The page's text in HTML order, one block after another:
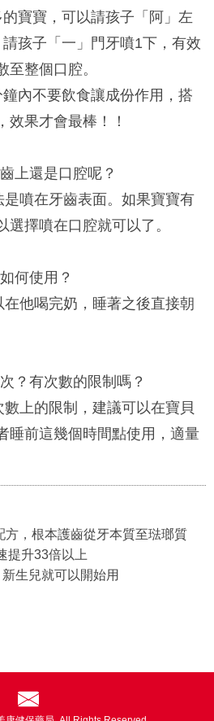
寶寶，可以請孩子「阿」左
孩子「一」門牙噴1下，有效
至整個口腔。
內不要飲食讓成份作用，搭
效果才會最棒！！
上還是口腔呢？
噴在牙齒表面。如果寶寶有
選擇噴在口腔就可以了。
何使用？
他喝完奶，睡著之後直接朝
？有次數的限制嗎？
上的限制，建議可以在寶貝
睡前這幾個時間點使用，適量
方，根本護齒從牙本質至琺瑯質
提升33倍以上
生兒就可以開始用